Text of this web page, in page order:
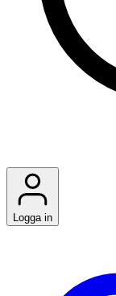
Logga in